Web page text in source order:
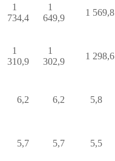
1
734,4
1
649,9
1
1
310,9
1
302,9
1
6,2 6,2 5,8
5,7 5,7 5,5